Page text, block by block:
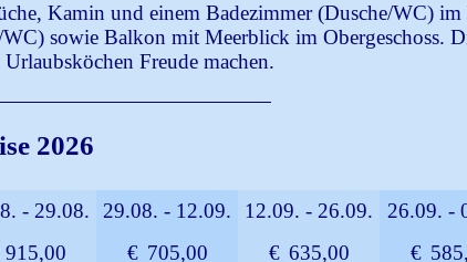
Kamin und einem Badezimmer (Dusche/WC) im
sowie Balkon mit Meerblick im Obergeschoss.
Freude machen.
2026
- 29.08. 29.08. - 12.09. 12.09. - 26.09.
26.09. -
915,00 € 705,00 € 635,00 €